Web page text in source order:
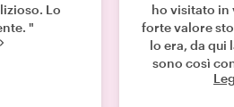
Lo
consiglio vivamente. "
ho visitato in
forte valore
lo era, da qui
sono così
anche questa